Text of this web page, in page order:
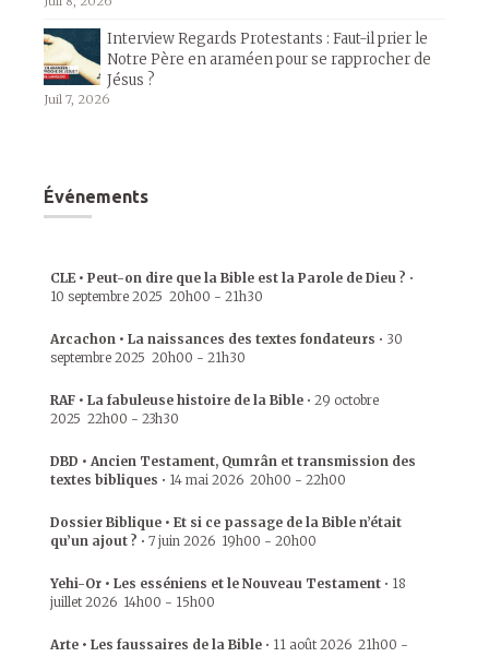
Interview Regards Protestants : Faut-il prier le
Notre Père en araméen pour se rapprocher de
Jésus ?
Juil 7, 2026
Événements
CLE • Peut-on dire que la Bible est la Parole de Dieu ? •
10 septembre 2025 20h00 - 21h30
Arcachon • La naissances des textes fondateurs • 30
septembre 2025 20h00 - 21h30
RAF • La fabuleuse histoire de la Bible • 29 octobre
2025 22h00 - 23h30
DBD • Ancien Testament, Qumrân et transmission des
textes bibliques • 14 mai 2026 20h00 - 22h00
Dossier Biblique • Et si ce passage de la Bible n’était
qu’un ajout ? • 7 juin 2026 19h00 - 20h00
Yehi-Or • Les esséniens et le Nouveau Testament • 18
juillet 2026 14h00 - 15h00
Arte • Les faussaires de la Bible • 11 août 2026 21h00 -